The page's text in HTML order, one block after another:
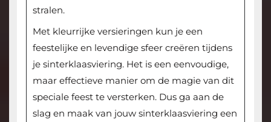
stralen.
Met kleurrijke versieringen kun je een
feestelijke en levendige sfeer creëren tijdens
je sinterklaasviering. Het is een eenvoudige,
maar effectieve manier om de magie van dit
speciale feest te versterken. Dus ga aan de
slag en maak van jouw sinterklaasviering een